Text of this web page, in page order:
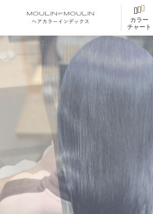
カラー
チャート
BRAND ブランド
イロリド
ネイチャーディープカラー
ネイチャーディープ スピーディーカラー
明るさ
低明度
BLEACH ブリーチ